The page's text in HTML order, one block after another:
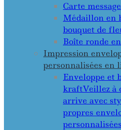
Carte
Médaillon en
bouquet de
Boîte ronde
Impression
personnalisées en
Enveloppe et
kraftVeillez à
arrive avec
propres